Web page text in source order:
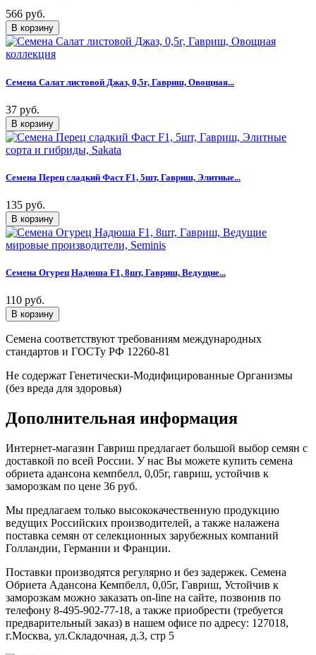
566 руб.
Семена Салат листовой Джаз, 0,5г, Гавриш, Овощная...
37 руб.
Семена Перец сладкий Фаст F1, 5шт, Гавриш, Элитные...
135 руб.
Семена Огурец Надюша F1, 8шт, Гавриш, Ведущие...
110 руб.
Семена соответствуют требованиям международных
стандартов и ГОСТу РФ 12260-81
Не содержат Генетически-Модифицированные Организмы
(без вреда для здоровья)
Дополнительная информация
Интернет-магазин Гавриш предлагает большой выбор семян с
доставкой по всей России. У нас Вы можете купить семена
обриета адансона кемпбелл, 0,05г, гавриш, устойчив к
заморозкам по цене 36 руб.
Мы предлагаем только высококачественную продукцию
ведущих Российских производителей, а также налажена
поставка семян от селекционных зарубежных компаний
Голландии, Германии и Франции.
Поставки производятся регулярно и без задержек. Семена
Обриета Адансона Кемпбелл, 0,05г, Гавриш, Устойчив к
заморозкам можно заказать on-line на сайте, позвонив по
телефону 8-495-902-77-18, а также приобрести (требуется
предварительный заказ) в нашем офисе по адресу: 127018,
г.Москва, ул.Складочная, д.3, стр 5